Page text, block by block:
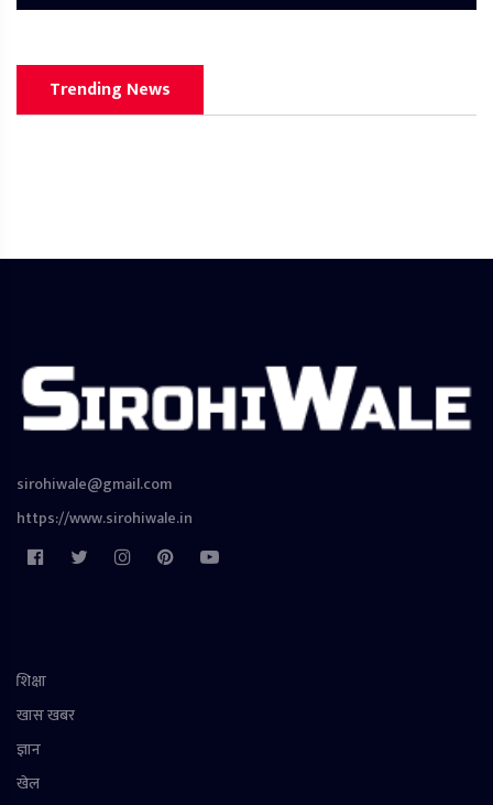
Trending News
sirohiwale@gmail.com
https://www.sirohiwale.in
शिक्षा
खास खबर
ज्ञान
खेल